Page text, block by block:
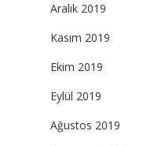
Aralık 2019
Kasım 2019
Ekim 2019
Eylül 2019
Ağustos 2019